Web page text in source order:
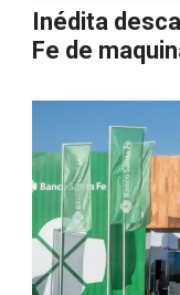
Inédita
Fe de